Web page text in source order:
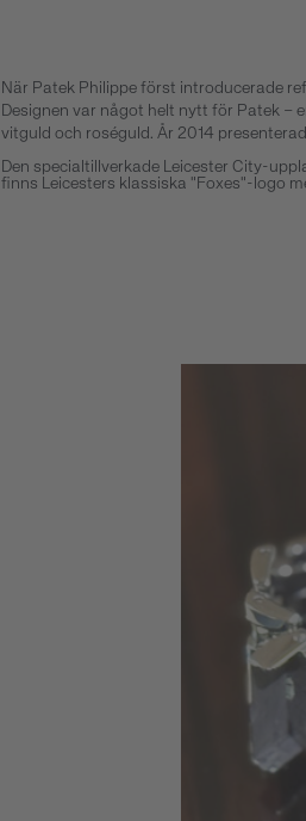
När Patek Philippe först introducerade
Designen var något helt nytt för Patek –
vitguld och roséguld. År 2014
Den specialtillverkade Leicester City-
finns Leicesters klassiska "Foxes"-logo